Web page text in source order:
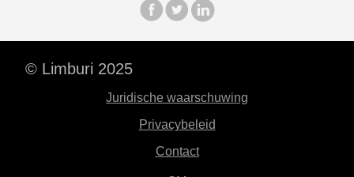
© Limburi 2025
Juridische waarschuwing
Privacybeleid
Contact